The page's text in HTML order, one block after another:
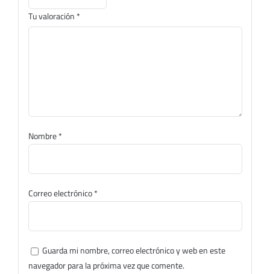
Tu valoración*
Nombre*
Correo electrónico*
Guarda mi nombre, correo electrónico y web en este
navegador para la próxima vez que comente.